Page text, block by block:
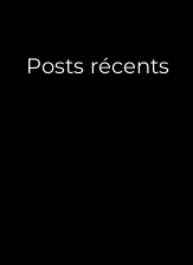
Posts récents